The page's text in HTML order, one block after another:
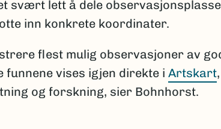
svært lett å dele
inn konkrete koordinater.
flest mulig observasjoner av
vises igjen direkte i Artskart,
og forskning, sier Bohnhorst.